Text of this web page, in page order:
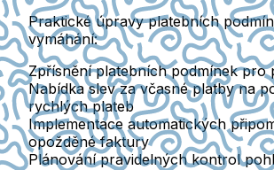
Praktické úpravy platebních
vymáhání:
Zpřísnění platebních podmínek pro
Nabídka slev za včasné platby na
rychlých plateb
Implementace automatických
opožděné faktury
Plánování pravidelných kontrol